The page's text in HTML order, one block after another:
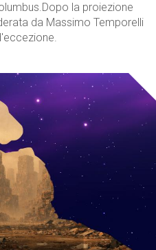
la proiezione
da Massimo Temporelli